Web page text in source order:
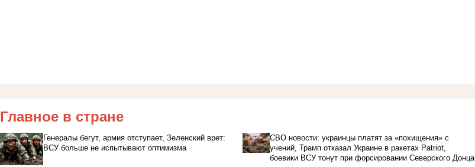
Главное в стране
Генералы бегут, армия отступает, Зеленский врет:
ВСУ больше не испытывают оптимизма
СВО новости: украинцы платят за «похищения» с
учений, Трамп отказал Украине в ракетах Patriot,
боевики ВСУ тонут при форсировании Северского Донца